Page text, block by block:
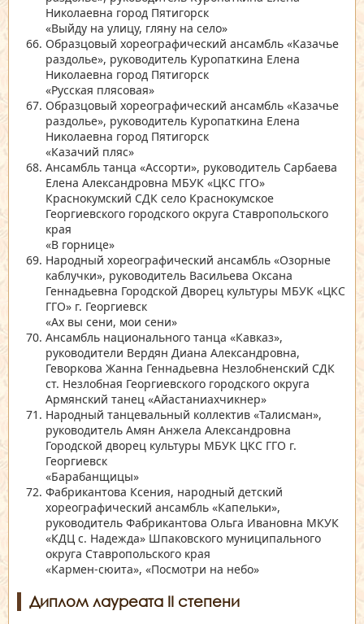
Николаевна город Пятигорск
«Выйду на улицу, гляну на село»
Образцовый хореографический ансамбль «Казачье
раздолье», руководитель Куропаткина Елена
Николаевна город Пятигорск
«Русская плясовая»
Образцовый хореографический ансамбль «Казачье
раздолье», руководитель Куропаткина Елена
Николаевна город Пятигорск
«Казачий пляс»
Ансамбль танца «Ассорти», руководитель Сарбаева
Елена Александровна МБУК «ЦКС ГГО»
Краснокумский СДК село Краснокумское
Георгиевского городского округа Ставропольского
края
«В горнице»
Народный хореографический ансамбль «Озорные
каблучки», руководитель Васильева Оксана
Геннадьевна Городской Дворец культуры МБУК «ЦКС
ГГО» г. Георгиевск
«Ах вы сени, мои сени»
Ансамбль национального танца «Кавказ»,
руководители Вердян Диана Александровна,
Геворкова Жанна Геннадьевна Незлобненский СДК
ст. Незлобная Георгиевского городского округа
Армянский танец «Айастаниахчикнер»
Народный танцевальный коллектив «Талисман»,
руководитель Амян Анжела Александровна
Городской дворец культуры МБУК ЦКС ГГО г.
Георгиевск
«Барабанщицы»
Фабрикантова Ксения, народный детский
хореографический ансамбль «Капельки»,
руководитель Фабрикантова Ольга Ивановна МКУК
«КДЦ с. Надежда» Шпаковского муниципального
округа Ставропольского края
«Кармен-сюита», «Посмотри на небо»
Диплом лауреата II степени